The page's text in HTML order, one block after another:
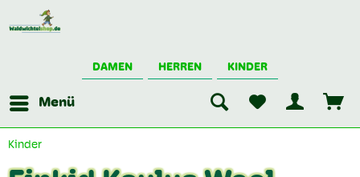
DAMEN HERREN KINDER
Menü
Kinder